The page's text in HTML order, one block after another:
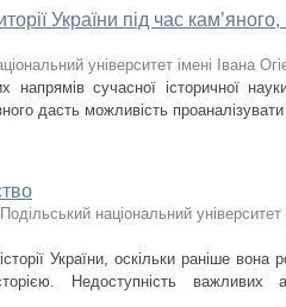
України під час
університет імені Івана
напрямів сучасної історичної
дасть можливість
національний університет
України, оскільки раніше вона
Недоступність важливих